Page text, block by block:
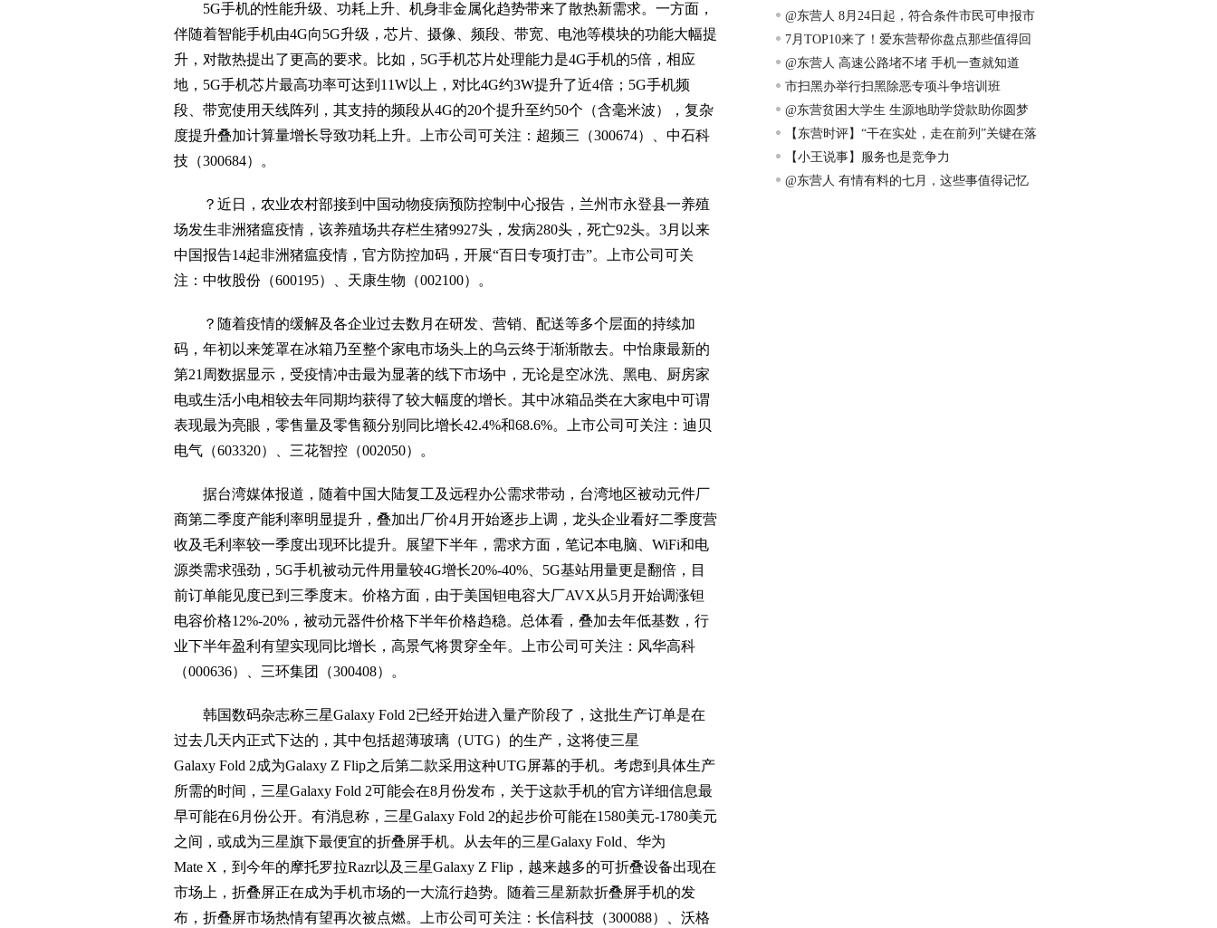
5G手机的性能升级、功耗上升、机身非金属化趋势带来了散热新需求。一方面，
伴随着智能手机由4G向5G升级，芯片、摄像、频段、带宽、电池等模块的功能大幅提
升，对散热提出了更高的要求。比如，5G手机芯片处理能力是4G手机的5倍，相应
地，5G手机芯片最高功率可达到11W以上，对比4G约3W提升了近4倍；5G手机频
段、带宽使用天线阵列，其支持的频段从4G的20个提升至约50个（含毫米波），复杂
度提升叠加计算量增长导致功耗上升。上市公司可关注：超频三（300674）、中石科
技（300684）。
？近日，农业农村部接到中国动物疫病预防控制中心报告，兰州市永登县一养殖
场发生非洲猪瘟疫情，该养殖场共存栏生猪9927头，发病280头，死亡92头。3月以来
中国报告14起非洲猪瘟疫情，官方防控加码，开展“百日专项打击”。上市公司可关
注：中牧股份（600195）、天康生物（002100）。
？随着疫情的缓解及各企业过去数月在研发、营销、配送等多个层面的持续加
码，年初以来笼罩在冰箱乃至整个家电市场头上的乌云终于渐渐散去。中怡康最新的
第21周数据显示，受疫情冲击最为显著的线下市场中，无论是空冰洗、黑电、厨房家
电或生活小电相较去年同期均获得了较大幅度的增长。其中冰箱品类在大家电中可谓
表现最为亮眼，零售量及零售额分别同比增长42.4%和68.6%。上市公司可关注：迪贝
电气（603320）、三花智控（002050）。
据台湾媒体报道，随着中国大陆复工及远程办公需求带动，台湾地区被动元件厂
商第二季度产能利率明显提升，叠加出厂价4月开始逐步上调，龙头企业看好二季度营
收及毛利率较一季度出现环比提升。展望下半年，需求方面，笔记本电脑、WiFi和电
源类需求强劲，5G手机被动元件用量较4G增长20%-40%、5G基站用量更是翻倍，目
前订单能见度已到三季度末。价格方面，由于美国钽电容大厂AVX从5月开始调涨钽
电容价格12%-20%，被动元器件价格下半年价格趋稳。总体看，叠加去年低基数，行
业下半年盈利有望实现同比增长，高景气将贯穿全年。上市公司可关注：风华高科
（000636）、三环集团（300408）。
韩国数码杂志称三星Galaxy Fold 2已经开始进入量产阶段了，这批生产订单是在
过去几天内正式下达的，其中包括超薄玻璃（UTG）的生产，这将使三星
Galaxy Fold 2成为Galaxy Z Flip之后第二款采用这种UTG屏幕的手机。考虑到具体生产
所需的时间，三星Galaxy Fold 2可能会在8月份发布，关于这款手机的官方详细信息最
早可能在6月份公开。有消息称，三星Galaxy Fold 2的起步价可能在1580美元-1780美元
之间，或成为三星旗下最便宜的折叠屏手机。从去年的三星Galaxy Fold、华为
Mate X，到今年的摩托罗拉Razr以及三星Galaxy Z Flip，越来越多的可折叠设备出现在
市场上，折叠屏正在成为手机市场的一大流行趋势。随着三星新款折叠屏手机的发
布，折叠屏市场热情有望再次被点燃。上市公司可关注：长信科技（300088）、沃格
立潮头？
@东营人 8月24日起，符合条件市民可申报市
直公租房
7月TOP10来了！爱东营帮你盘点那些值得回
眸的看点
@东营人 高速公路堵不堵 手机一查就知道
市扫黑办举行扫黑除恶专项斗争培训班
@东营贫困大学生 生源地助学贷款助你圆梦
大学
【东营时评】“干在实处，走在前列”关键在落
实
【小王说事】服务也是竞争力
@东营人 有情有料的七月，这些事值得记忆